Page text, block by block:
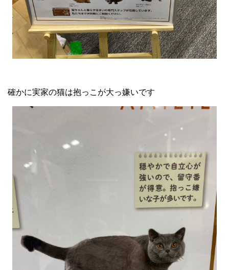
確かに実家の猫は抱っこが大っ嫌いです